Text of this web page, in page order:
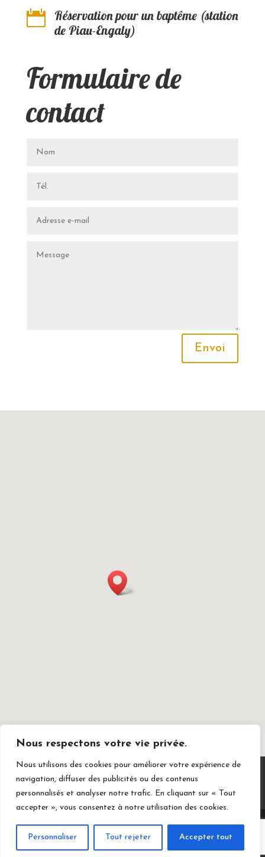
Nous respectons votre vie privée.
Nous utilisons des cookies pour améliorer votre expérience de
navigation, diffuser des publicités ou des contenus
personnalisés et analyser notre trafic. En cliquant sur « Tout
accepter », vous consentez à notre utilisation des cookies.
Personnaliser Tout rejeter Accepter tout

Réservation pour un baptême (station
de Piau-Engaly)
Formulaire de
contact
Envoi
Contact Mentions légales
Conditions générales de vente